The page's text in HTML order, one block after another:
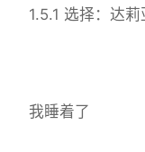
1.5.1 选择：达
我睡着了